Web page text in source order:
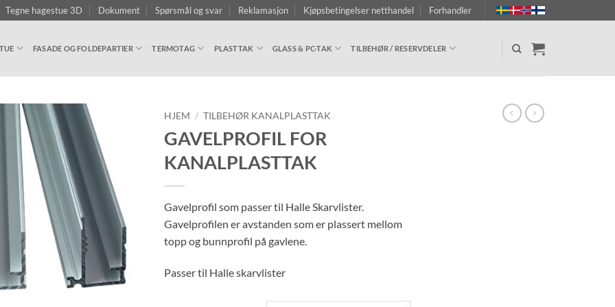
Tegne hagestue 3D Dokument Spørsmål og svar Reklamasjon Kjøpsbetingelser netthandel Forhandler
FASADE OG FOLDEPARTIER TERMOTAG PLASTTAK GLASS & PC-TAK TILBEHØR / RESERVDELER
HJEM / TILBEHØR KANALPLASTTAK
GAVELPROFIL FOR
KANALPLASTTAK
Gavelprofil som passer til Halle Skarvlister.
Gavelprofilen er avstanden som er plassert mellom
topp og bunnprofil på gavlene.
Passer til Halle skarvlister